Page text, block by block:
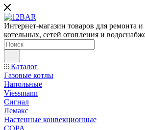
Интернет-магазин товаров для ремонта и
котельных, сетей отопления и
Каталог
Газовые котлы
Напольные
Viessmann
Сигнал
Лемакс
Настенные конвекционные
COPA